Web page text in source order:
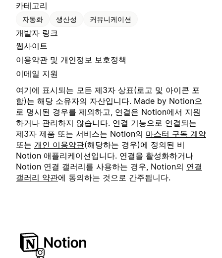
카테고리
자동화 생산성 커뮤니케이션
개발자 링크
웹사이트
이용약관 및 개인정보 보호정책
이메일 지원
여기에 표시되는 모든 제3자 상표(로고 및 아이콘 포
함)는 해당 소유자의 자산입니다. Made by Notion으
로 명시된 경우를 제외하고, 연결은 Notion에서 지원
하거나 관리하지 않습니다. 연결 기능으로 연결되는
제3자 제품 또는 서비스는 Notion의 마스터 구독 계약
또는 개인 이용약관(해당하는 경우)에 정의된 비
Notion 애플리케이션입니다. 연결을 활성화하거나
Notion 연결 갤러리를 사용하는 경우, Notion의 연결
갤러리 약관에 동의하는 것으로 간주됩니다.